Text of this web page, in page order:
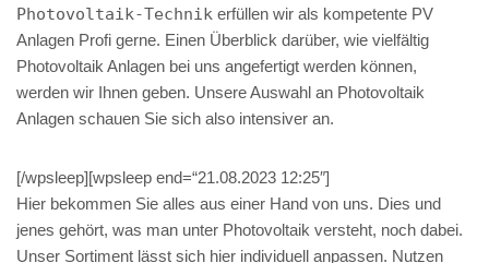
Photovoltaik-Technik erfüllen wir als kompetente PV
Anlagen Profi gerne. Einen Überblick darüber, wie vielfältig
Photovoltaik Anlagen bei uns angefertigt werden können,
werden wir Ihnen geben. Unsere Auswahl an Photovoltaik
Anlagen schauen Sie sich also intensiver an.
[/wpsleep][wpsleep end=“21.08.2023 12:25″]
Hier bekommen Sie alles aus einer Hand von uns. Dies und
jenes gehört, was man unter Photovoltaik versteht, noch dabei.
Unser Sortiment lässt sich hier individuell anpassen. Nutzen